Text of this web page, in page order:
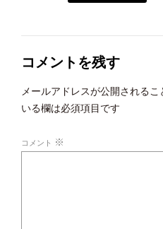
コメントを残す
メールアドレスが公開されるこ
いる欄は必須項目です
コメント ※